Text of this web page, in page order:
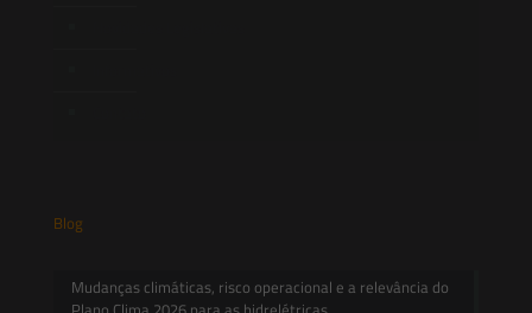
Blog
Mudanças climáticas, risco operacional e a relevância do